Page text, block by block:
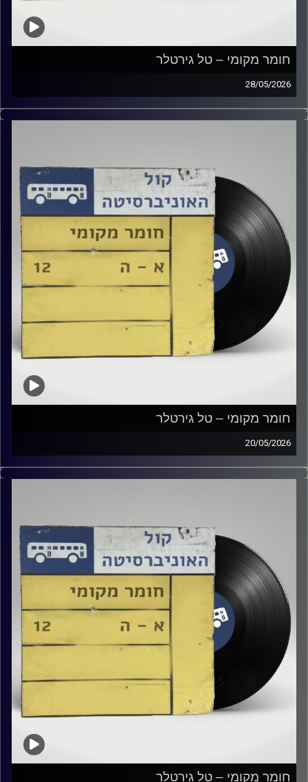
חומר מקומי – טל גירטלר
28/05/2026
שעה של מוזיקה ישראלית עם טל גירטלר
חומר מקומי – טל גירטלר
20/05/2026
שעה של מוזיקה ישראלית עם טל גירטלר
חומר מקומי – טל גירטלר